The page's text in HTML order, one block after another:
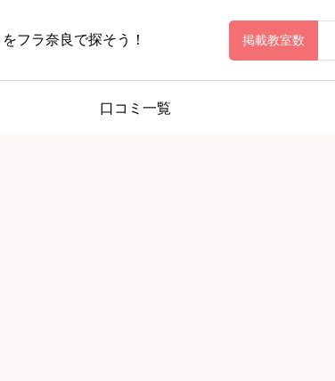
フラ奈良で探そう！ 掲載教室数
口コミ一覧